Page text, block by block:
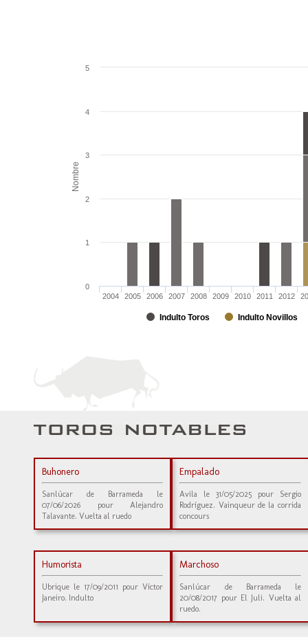
Nombre
Indulto Toros Indulto Novillos
2004 2005 2006 2007 2008 2009 2010 2011 2012
0
1
2
3
4
5
Buhonero
Sanlúcar de Barrameda le
07/06/2026 pour Alejandro
Talavante. Vuelta al ruedo
Empalado
Avila le 31/05/2025 pour Sergio
Rodríguez. Vainqueur de la corrida
concours
Humorista
Ubrique le 17/09/2011 pour Víctor
Janeiro. Indulto
Marchoso
Sanlúcar de Barrameda le
20/08/2017 pour El Juli. Vuelta al
ruedo.